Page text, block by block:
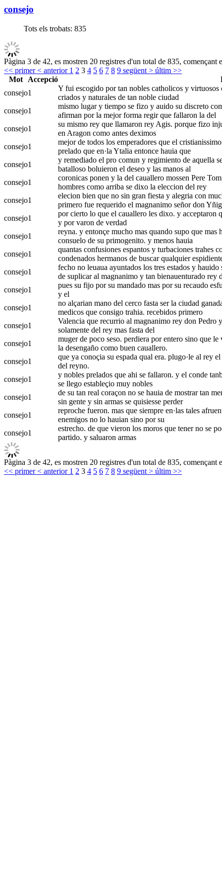
consejo
Tots els trobats: 835
Pàgina 3 de 42, es mostren 20 registres d'un total de 835, començant
<< primer< anterior 1 2 3 4 5 6 7 8 9 següent > últim >>
Mot
Accepció
consejo1
Y fui escogido por tan nobles catholicos y virtuosos
criados y naturales de tan noble ciudad
consejo1
mismo lugar y tiempo se fizo y auido su discreto
afirman por la mejor forma regir que fallaron la del
consejo1
su mismo rey que llamaron rey Agis. porque fizo
en Aragon como antes deximos
consejo1
mejor de todos los emperadores que el
prelado que en·la Ytalia entonce hauia que
consejo1
y remediado el pro comun y regimiento de aquella
batalloso boluieron el deseo y las manos al
consejo1
coronicas ponen y la del cauallero mossen Pere
hombres como arriba se dixo la eleccion del rey
consejo1
elecion bien que no sin gran fiesta y alegria con
primero fue requerido el magnanimo señor don
consejo1
por cierto lo que el cauallero les dixo. y acceptaron
y por varon de verdad
consejo1
reyna. y entonçe mucho mas quando supo que
consuelo de su primogenito. y menos hauia
consejo1
quantas confusiones espantos y turbaciones trahes
condenados hermanos de buscar qualquier
consejo1
fecho no leuaua ayuntados los tres estados y
de suplicar al magnanimo y tan bienauenturado rey
consejo1
pues su fijo por su mandado mas por su recaudo
y el
consejo1
no alçarian mano del cerco fasta ser la ciudad
medicos que consigo trahia. recebidos primero
consejo1
Valencia que recurrio al magnanimo rey don Pedro
solamente del rey mas fasta del
consejo1
muger de poco seso. perdiera por entero sino que
la desengaño como buen cauallero.
consejo1
que ya conoçia su espada qual era. plugo·le al rey
del reyno.
consejo1
y nobles prelados que ahi se fallaron. y el conde
se llego estableçio muy nobles
consejo1
de su tan real coraçon no se hauia de mostrar tan
sin gente y sin armas se quisiesse perder
consejo1
reproche fueron. mas que siempre en·las tales
enemigos no lo hauian sino por su
consejo1
estrecho. de que vieron los moros que tener no se
partido. y saluaron armas
Pàgina 3 de 42, es mostren 20 registres d'un total de 835, començant
<< primer< anterior 1 2 3 4 5 6 7 8 9 següent > últim >>